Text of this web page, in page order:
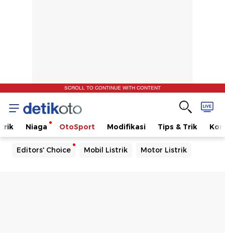
SCROLL TO CONTINUE WITH CONTENT
Niaga OtoSport Modifikasi Tips & Trik
Editors' Choice Mobil Listrik Motor Listrik